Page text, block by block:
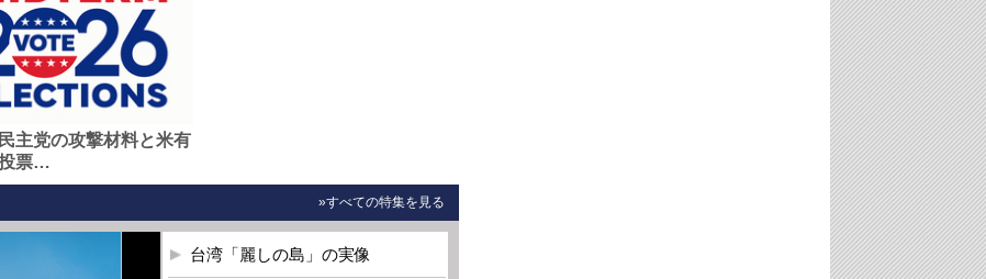
主党の攻撃材料と米有
票…
»すべての特集を見る
台湾「麗しの島」の実像